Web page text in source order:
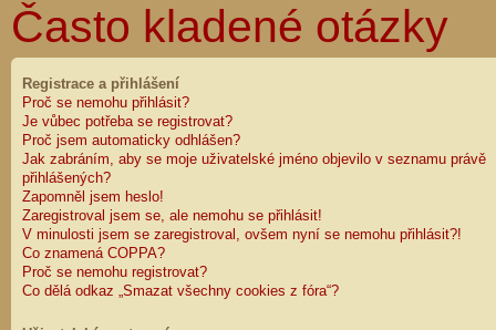
Často kladené otázky
Registrace a přihlášení
Proč se nemohu přihlásit?
Je vůbec potřeba se registrovat?
Proč jsem automaticky odhlášen?
Jak zabráním, aby se moje uživatelské jméno objevilo v seznamu právě
přihlášených?
Zapomněl jsem heslo!
Zaregistroval jsem se, ale nemohu se přihlásit!
V minulosti jsem se zaregistroval, ovšem nyní se nemohu přihlásit?!
Co znamená COPPA?
Proč se nemohu registrovat?
Co dělá odkaz „Smazat všechny cookies z fóra“?